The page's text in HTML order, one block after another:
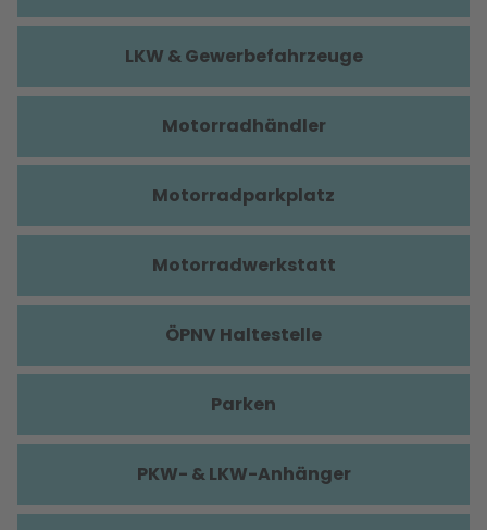
LKW & Gewerbefahrzeuge
Motorradhändler
Motorradparkplatz
Motorradwerkstatt
ÖPNV Haltestelle
Parken
PKW- & LKW-Anhänger